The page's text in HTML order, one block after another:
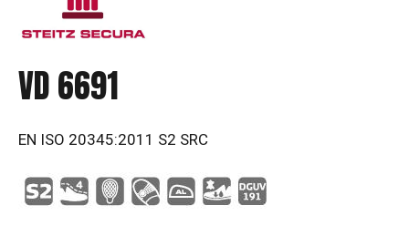
VD 6691
EN ISO 20345:2011 S2 SRC